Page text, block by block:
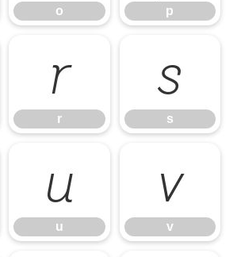
o p
r
r
s
s
u
u
v
v